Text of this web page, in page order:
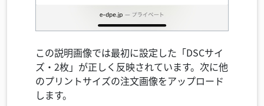
この説明画像では最初に設定した「DSCサイ
ズ・2枚」が正しく反映されています。次に他
のプリントサイズの注文画像をアップロード
します。